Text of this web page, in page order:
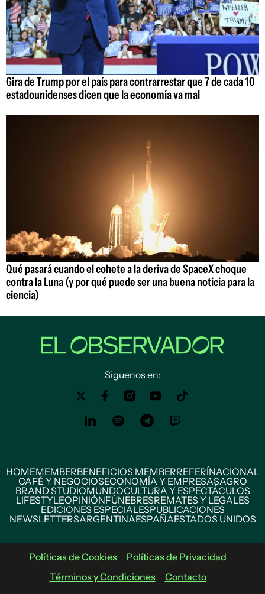
Gira de Trump por el país para contrarrestar que 7 de cada 10
estadounidenses dicen que la economía va mal
Qué pasará cuando el cohete a la deriva de SpaceX choque
contra la Luna (y por qué puede ser una buena noticia para la
ciencia)
Siguenos en:
HOMEMEMBERBENEFICIOS MEMBERREFERÍNACIONAL
CAFÉ Y NEGOCIOSECONOMÍA Y EMPRESASAGRO
BRAND STUDIOMUNDOCULTURA Y ESPECTÁCULOS
LIFESTYLEOPINIÓNFÚNEBRESREMATES Y LEGALES
EDICIONES ESPECIALESPUBLICACIONES
NEWSLETTERSARGENTINAESPAÑAESTADOS UNIDOS
Políticas de Cookies
Políticas de Privacidad
Términos y Condiciones
Contacto